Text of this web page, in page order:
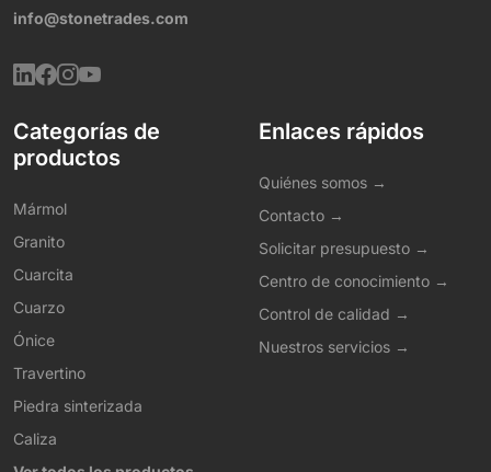
info@stonetrades.com
Categorías de
productos
Mármol
Granito
Cuarcita
Cuarzo
Ónice
Travertino
Piedra sinterizada
Caliza
Enlaces rápidos
Quiénes somos →
Contacto →
Solicitar presupuesto →
Centro de conocimiento →
Control de calidad →
Nuestros servicios →